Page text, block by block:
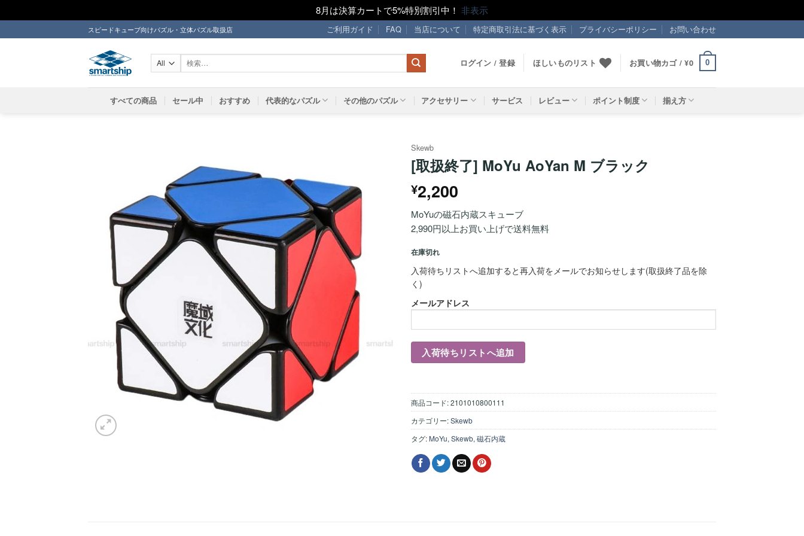
8月は決算カートで5%特別割引中！ 非表示
to
スピードキューブ向けパズル・立体パズル取扱店 ご利用ガイド FAQ 当店について 特定商取引法に基づく表示 プライバシーポリシー お問い合わせ
象:
ログイン / 登録 ほしいものリスト お買い物カゴ /¥0 0
すべての商品 セール中 おすすめ 代表的なパズル その他のパズル アクセサリー サービス レビュー ポイント制度 揃え方
Skewb
[取扱終了] MoYu AoYan M ブラック
¥2,200
MoYuの磁石内蔵スキューブ
2,990円以上お買い上げで送料無料
在庫切れ
入荷待ちリストへ追加すると再入荷をメールでお知らせします(取扱終了品を除
く)
メールアドレス
商品コード:2101010800111
カテゴリー:Skewb
タグ: MoYu, Skewb, 磁石内蔵